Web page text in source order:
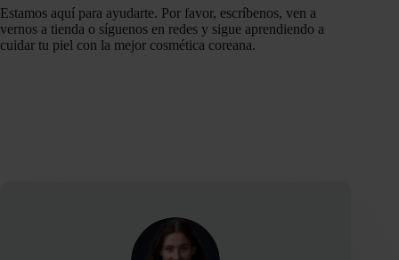
Estamos aquí para ayudarte. Por favor, escríbenos, ven a
vernos a tienda o síguenos en redes y sigue aprendiendo a
cuidar tu piel con la mejor cosmética coreana.